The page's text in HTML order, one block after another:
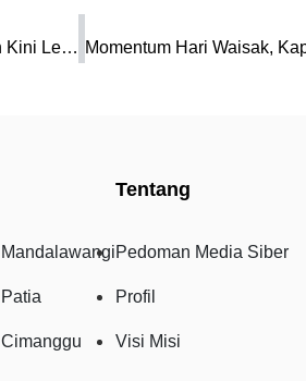
Polres Pandeglang Kenalkan Super APP Polri, Pelayanan Kepolisian Kini Lebih Cepat dan Mudah
Mandalawangi
Patia
Cimanggu
Tentang
Pedoman Media Siber
Profil
Visi Misi